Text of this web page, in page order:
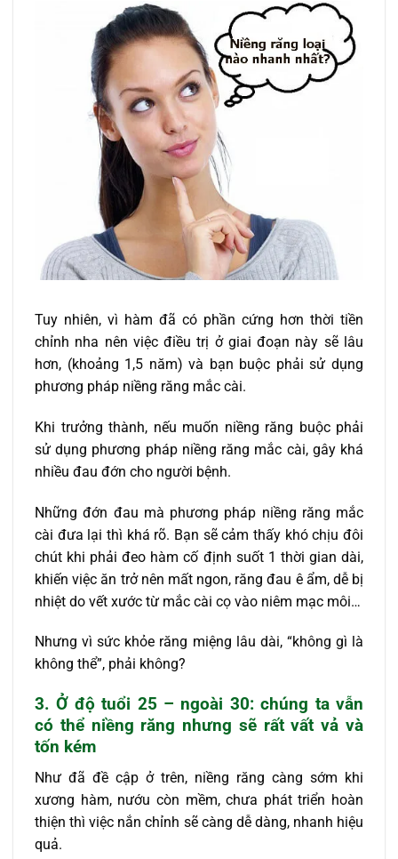
Tuy nhiên, vì hàm đã có phần cứng hơn thời tiền
chỉnh nha nên việc điều trị ở giai đoạn này sẽ lâu
hơn, (khoảng 1,5 năm) và bạn buộc phải sử dụng
phương pháp niềng răng mắc cài.
Khi trưởng thành, nếu muốn niềng răng buộc phải
sử dụng phương pháp niềng răng mắc cài, gây khá
nhiều đau đớn cho người bệnh.
Những đớn đau mà phương pháp niềng răng mắc
cài đưa lại thì khá rõ. Bạn sẽ cảm thấy khó chịu đôi
chút khi phải đeo hàm cố định suốt 1 thời gian dài,
khiến việc ăn trở nên mất ngon, răng đau ê ẩm, dễ bị
nhiệt do vết xước từ mắc cài cọ vào niêm mạc môi…
Nhưng vì sức khỏe răng miệng lâu dài, “không gì là
không thể”, phải không?
3. Ở độ tuổi 25 – ngoài 30: chúng ta vẫn
có thể niềng răng nhưng sẽ rất vất vả và
tốn kém
Như đã đề cập ở trên, niềng răng càng sớm khi
xương hàm, nướu còn mềm, chưa phát triển hoàn
thiện thì việc nắn chỉnh sẽ càng dễ dàng, nhanh hiệu
quả.